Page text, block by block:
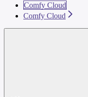
Comfy Cloud
Comfy Cloud